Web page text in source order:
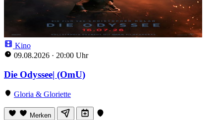
Kino
09.08.2026 · 20:00 Uhr
Die Odyssee| (OmU)
Gloria & Gloriette
Merken